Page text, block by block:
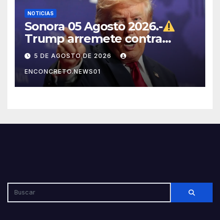
NOTICIAS
Sonora 05 Agosto 2026.-
Trump arremete contra
México, Canadá y otras
potencias por supuestos
abusos comerciales
5 DE AGOSTO DE 2026
ENCONCRETO.NEWS01